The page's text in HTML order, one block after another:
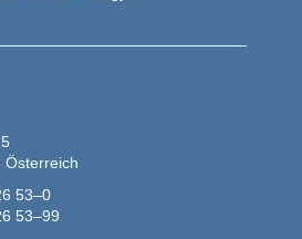
Österreich
53–0
53–99